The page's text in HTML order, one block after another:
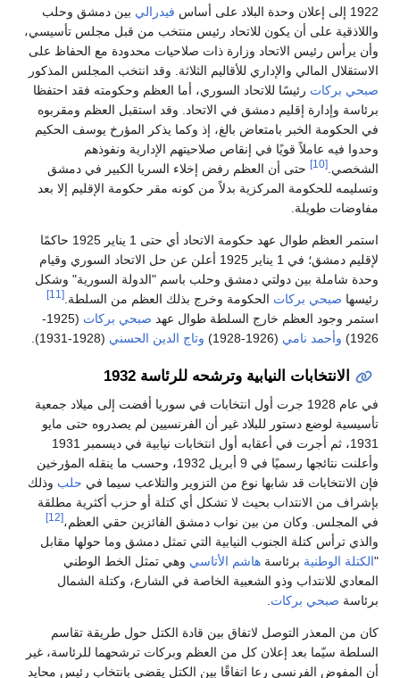
1922 إلى إعلان وحدة البلاد على أساس
فيدرالي بين دمشق وحلب
واللاذقية على أن يكون للاتحاد رئيس منتخب من قبل مجلس تأسيسي،
وأن يرأس رئيس الاتحاد وزارة ذات صلاحيات محدودة مع الحفاظ على
الاستقلال المالي والإداري للأقاليم الثلاثة. وقد انتخب المجلس المذكور
صبحي بركات رئيسًا للاتحاد السوري، أما العظم وحكومته فقد احتفظا
برئاسة وإدارة إقليم دمشق في الاتحاد. وقد استقبل العظم ومقربوه
في الحكومة الخبر بامتعاض بالغ، إذ وكما يذكر المؤرخ يوسف الحكيم
وحدوا فيه عاملاً قويًا في إنقاص صلاحيتهم الإدارية ونفوذهم
الشخصي. [10]
حتى أن العظم رفض إخلاء السريا الكبير في دمشق
وتسليمه للحكومة المركزية بدلاً من كونه مقر حكومة الإقليم إلا بعد
مفاوضات طويلة.
استمر العظم طوال عهد حكومة الاتحاد أي حتى 1 يناير 1925 حاكمًا
لإقليم دمشق؛ في 1 يناير 1925 أعلن عن حل الاتحاد السوري وقيام
وحدة شاملة بين دولتي دمشق وحلب باسم "الدولة السورية" وشكل
رئيسها صبحي بركات الحكومة وخرج بذلك العظم من السلطة. [11]
استمر وجود العظم خارج السلطة طوال عهد صبحي بركات
(1925-
1926)
وأحمد نامي (1926-1928) وتاج الدين الحسني (1928-1931).
الانتخابات النيابية وترشحه للرئاسة 1932
في عام 1928 جرت أول انتخابات في سوريا أفضت إلى ميلاد جمعية
تأسيسية لوضع دستور للبلاد غير أن الفرنسيين لم يصدروه حتى مايو
1931، ثم أجرت في أعقابه أول انتخابات نيابية في ديسمبر 1931
وأعلنت نتائجها رسميًا في 9 أبريل 1932، وحسب ما ينقله المؤرخين
فإن الانتخابات قد شابها نوع من التزوير والتلاعب سيما في حلب وذلك
بإشراف من الانتداب بحيث لا تشكل أي كتلة أو حزب أكثرية مطلقة
في المجلس. وكان من بين نواب دمشق الفائزين حقي العظم،[12]
والذي ترأس كتلة الجنوب النيابية التي تمثل دمشق وما حولها مقابل
"الكتلة الوطنية برئاسة هاشم الأتاسي وهي تمثل الخط الوطني
المعادي للانتداب وذو الشعبية الخاصة في الشارع، وكتلة الشمال
برئاسة صبحي بركات
كان من المعذر التوصل لاتفاق بين قادة الكتل حول طريقة تقاسم
السلطة سيّما بعد إعلان كل من العظم وبركات ترشحهما للرئاسة، غير
أن المفوض الفرنسي رعا اتفاقًا بين الكتل يقضي بانتخاب رئيس محايد